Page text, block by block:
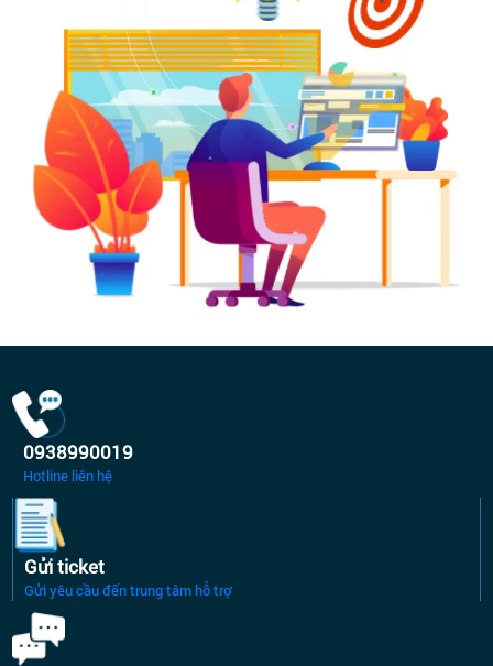
0938990019
Hotline liên hệ
Gửi ticket
Gửi yêu cầu đến trung tâm hỗ trợ